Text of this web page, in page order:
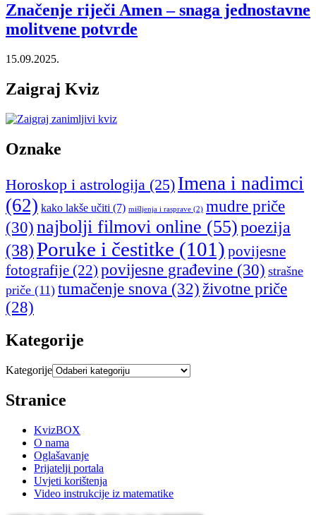
Značenje riječi Amen – snaga jednostavne
molitvene potvrde
15.09.2025.
Zaigraj Kviz
Oznake
Horoskop i astrologija (25) Imena i nadimci
(62) kako lakše učiti (7) mišljenja i rasprave (2) mudre priče
(30) najbolji filmovi online (55)poezija
(38)Poruke i čestitke (101) povijesne
fotografije (22) povijesne građevine (30) strašne
priče (11) tumačenje snova (32) životne priče
(28)
Kategorije
Kategorije
Stranice
KvizBOX
O nama
Oglašavanje
Prijatelji portala
Uvjeti korištenja
Video instrukcije iz matematike